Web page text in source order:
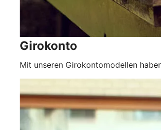
Girokonto
Mit unseren Girokontomodellen